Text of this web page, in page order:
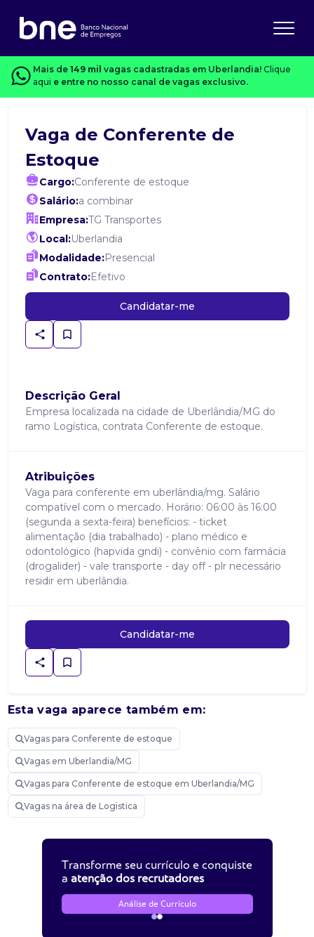
Mais de 149 mil vagas cadastradas em Uberlandia! Clique
aqui e entre no nosso canal de vagas exclusivo.
Vaga de Conferente de
Estoque
Cargo:Conferente de estoque
Salário:a combinar
Empresa:TG Transportes
Local:Uberlandia
Modalidade:Presencial
Contrato:Efetivo
Candidatar-me
Descrição Geral
Empresa localizada na cidade de Uberlândia/MG do
ramo Logística, contrata Conferente de estoque.
Atribuições
Vaga para conferente em uberlândia/mg. Salário
compatível com o mercado. Horário: 06:00 às 16:00
(segunda a sexta-feira) benefícios: - ticket
alimentação (dia trabalhado) - plano médico e
odontológico (hapvida gndi) - convênio com farmácia
(drogalider) - vale transporte - day off - plr necessário
residir em uberlândia.
Candidatar-me
Esta vaga aparece também em:
Vagas para Conferente de estoque
Vagas em Uberlandia/MG
Vagas para Conferente de estoque em Uberlandia/MG
Vagas na área de Logistica
Transforme seu currículo e conquiste
a atenção dos recrutadores
Análise de Currículo